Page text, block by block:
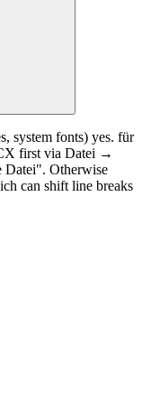
system fonts) yes. für
first via Datei →
Otherwise
can shift line breaks